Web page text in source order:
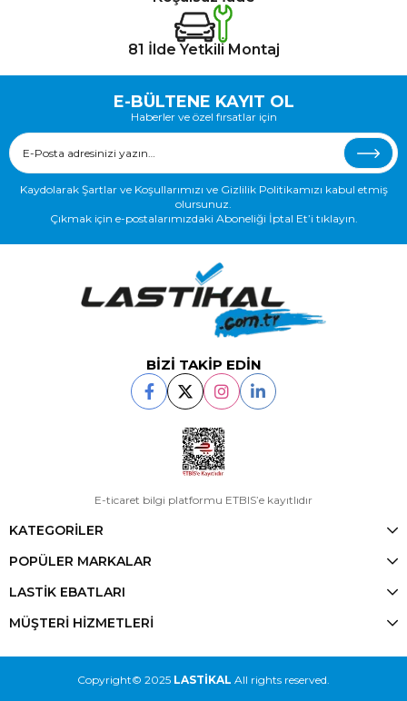
81 İlde Yetkili Montaj
E-BÜLTENE KAYIT OL
Haberler ve özel fırsatlar için
Kaydolarak Şartlar ve Koşullarımızı ve Gizlilik Politikamızı kabul etmiş
olursunuz.
Çıkmak için e-postalarımızdaki Aboneliği İptal Et’i tıklayın.
BİZİ TAKİP EDİN
E-ticaret bilgi platformu ETBIS’e kayıtlıdır
KATEGORİLER
POPÜLER MARKALAR
LASTİK EBATLARI
MÜŞTERİ HİZMETLERİ
Copyright© 2025 LASTİKAL All rights reserved.